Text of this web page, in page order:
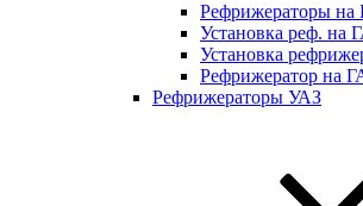
Рефрижераторы на
Установка реф. на
Установка
Рефрижератор на
Рефрижераторы УАЗ